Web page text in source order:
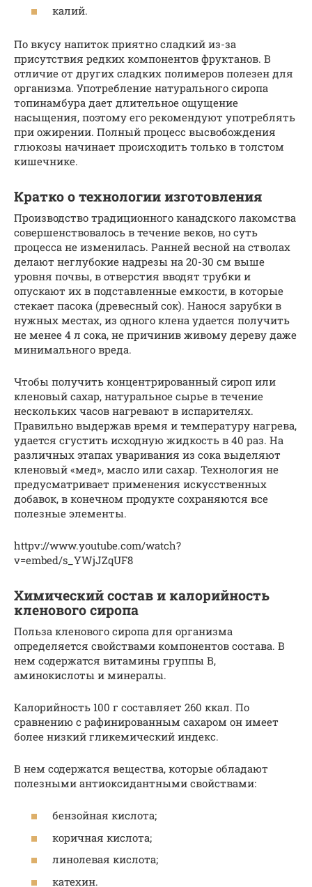
калий.
По вкусу напиток приятно сладкий из-за
присутствия редких компонентов фруктанов. В
отличие от других сладких полимеров полезен для
организма. Употребление натурального сиропа
топинамбура дает длительное ощущение
насыщения, поэтому его рекомендуют употреблять
при ожирении. Полный процесс высвобождения
глюкозы начинает происходить только в толстом
кишечнике.
Кратко о технологии изготовления
Производство традиционного канадского лакомства
совершенствовалось в течение веков, но суть
процесса не изменилась. Ранней весной на стволах
делают неглубокие надрезы на 20-30 см выше
уровня почвы, в отверстия вводят трубки и
опускают их в подставленные емкости, в которые
стекает пасока (древесный сок). Нанося зарубки в
нужных местах, из одного клена удается получить
не менее 4 л сока, не причинив живому дереву даже
минимального вреда.
Чтобы получить концентрированный сироп или
кленовый сахар, натуральное сырье в течение
нескольких часов нагревают в испарителях.
Правильно выдержав время и температуру нагрева,
удается сгустить исходную жидкость в 40 раз. На
различных этапах уваривания из сока выделяют
кленовый «мед», масло или сахар. Технология не
предусматривает применения искусственных
добавок, в конечном продукте сохраняются все
полезные элементы.
httpv://www.youtube.com/watch?
v=embed/s_YWjJZqUF8
Химический состав и калорийность
кленового сиропа
Польза кленового сиропа для организма
определяется свойствами компонентов состава. В
нем содержатся витамины группы B,
аминокислоты и минералы.
Калорийность 100 г составляет 260 ккал. По
сравнению с рафинированным сахаром он имеет
более низкий гликемический индекс.
В нем содержатся вещества, которые обладают
полезными антиоксидантными свойствами:
бензойная кислота;
коричная кислота;
линолевая кислота;
катехин.